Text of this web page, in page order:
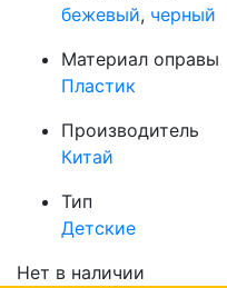
бежевый, черный
Материал оправы
Пластик
Производитель
Китай
Тип
Детские
Нет в наличии